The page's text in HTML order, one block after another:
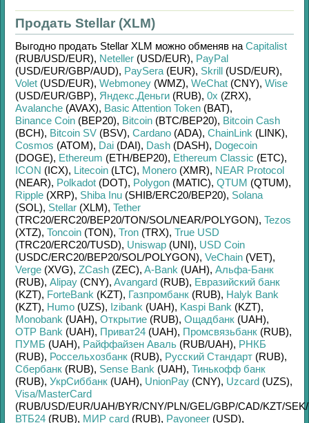
Продать Stellar (XLM)
Выгодно продать Stellar XLM можно обменяв на Capitalist
(RUB/USD/EUR), Neteller (USD/EUR), PayPal
(USD/EUR/GBP/AUD), PaySera (EUR), Skrill (USD/EUR),
Volet (USD/EUR), Webmoney (WMZ), WeChat (CNY), Wise
(USD/EUR/GBP), Яндекс.Деньги (RUB), 0x (ZRX),
Avalanche (AVAX), Basic Attention Token (BAT),
Binance Coin (BEP20), Bitcoin (BTC/BEP20), Bitcoin Cash
(BCH), Bitcoin SV (BSV), Cardano (ADA), ChainLink (LINK),
Cosmos (ATOM), Dai (DAI), Dash (DASH), Dogecoin
(DOGE), Ethereum (ETH/BEP20), Ethereum Classic (ETC),
ICON (ICX), Litecoin (LTC), Monero (XMR), NEAR Protocol
(NEAR), Polkadot (DOT), Polygon (MATIC), QTUM (QTUM),
Ripple (XRP), Shiba Inu (SHIB/ERC20/BEP20), Solana
(SOL), Stellar (XLM), Tether
(TRC20/ERC20/BEP20/TON/SOL/NEAR/POLYGON), Tezos
(XTZ), Toncoin (TON), Tron (TRX), True USD
(TRC20/ERC20/TUSD), Uniswap (UNI), USD Coin
(USDC/ERC20/BEP20/SOL/POLYGON), VeChain (VET),
Verge (XVG), ZCash (ZEC), A-Bank (UAH), Альфа-Банк
(RUB), Alipay (CNY), Avangard (RUB), Евразийский банк
(KZT), ForteBank (KZT), Газпромбанк (RUB), Halyk Bank
(KZT), Humo (UZS), Izibank (UAH), Kaspi Bank (KZT),
Monobank (UAH), Открытие (RUB), Ощадбанк (UAH),
OTP Bank (UAH), Приват24 (UAH), Промсвязьбанк (RUB),
ПУМБ (UAH), Райффайзен Аваль (RUB/UAH), РНКБ
(RUB), Россельхозбанк (RUB), Русский Стандарт (RUB),
Сбербанк (RUB), Sense Bank (UAH), Тинькофф банк
(RUB), УкрСиббанк (UAH), UnionPay (CNY), Uzcard (UZS),
Visa/MasterCard
(RUB/USD/EUR/UAH/BYR/CNY/PLN/GEL/GBP/CAD/KZT/SEK/
ВТБ24 (RUB), МИР card (RUB), Payoneer (USD),